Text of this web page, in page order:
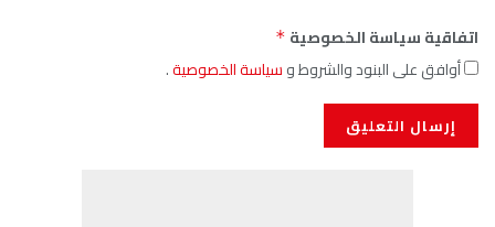
اتفاقية سياسة الخصوصية *
أوافق على البنود والشروط وسياسة الخصوصية.